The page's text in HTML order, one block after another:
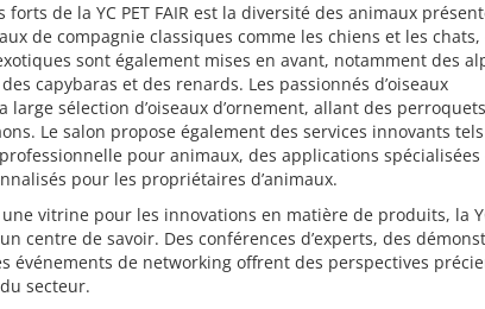
forts de la YC PET FAIR est la diversité des animaux
de compagnie classiques comme les chiens et les chats,
sont également mises en avant, notamment des
capybaras et des renards. Les passionnés d’oiseaux
large sélection d’oiseaux d’ornement, allant des
Le salon propose également des services innovants
pour animaux, des applications spécialisées
pour les propriétaires d’animaux.
une vitrine pour les innovations en matière de produits, la
centre de savoir. Des conférences d’experts, des
événements de networking offrent des perspectives
secteur.